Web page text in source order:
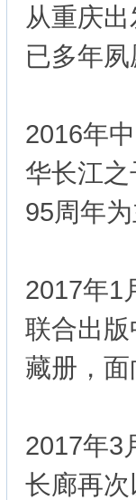
从重庆
已多年夙
2016年
华长江
95周年
2017年1
联合出
藏册，
2017年3
长廊再